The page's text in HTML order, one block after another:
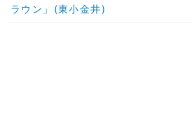
ラウン」(東小金井)